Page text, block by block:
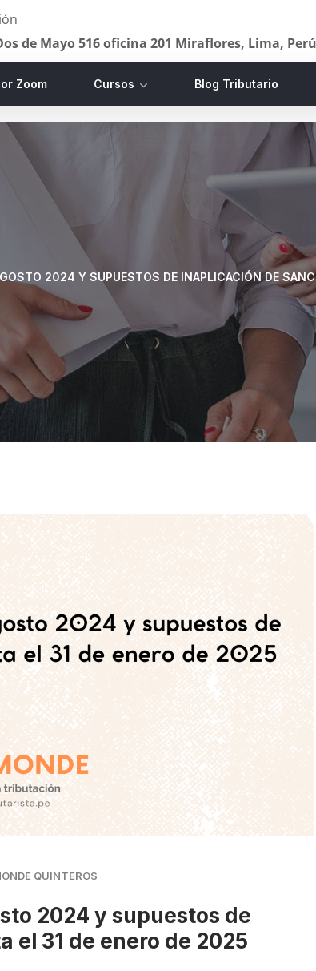
de Mayo 516 oficina 201 Miraflores, Lima, Perú
Zoom Cursos Blog Tributario
2024 Y SUPUESTOS DE INAPLICACIÓN DE
QUINTEROS
2024 y supuestos de
el 31 de enero de 2025